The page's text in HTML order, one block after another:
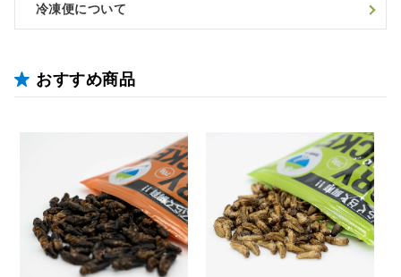
冷凍便について
おすすめ商品